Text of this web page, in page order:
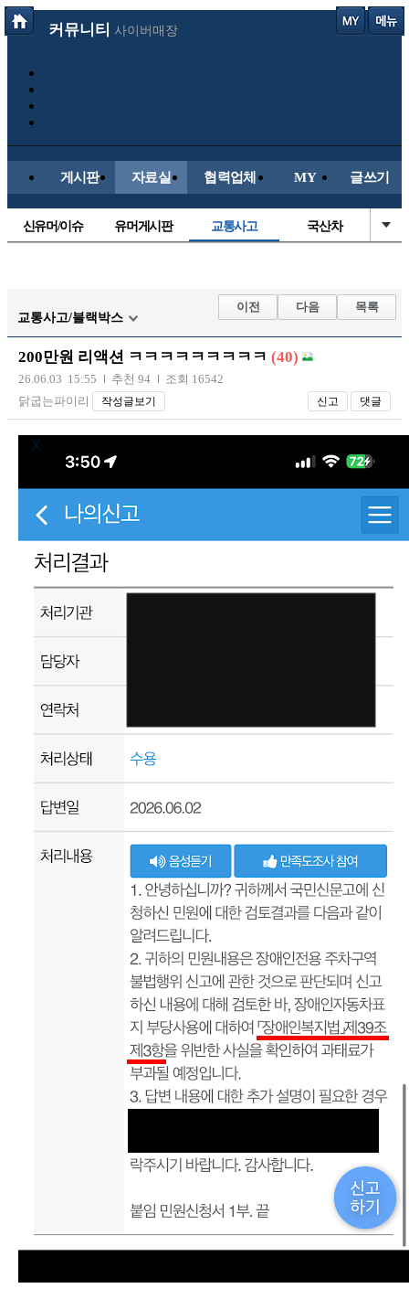
커뮤니티 사이버매장
게시판 자료실 협력업체 MY 글쓰기
신유머/이슈 유머게시판 교통사고 국산차
자유사진 군사/무기
트럭/버스 항공/해운/철도
장착시공사진
교통사고/블랙박스
이전 다음 목록
200만원 리액션 ㅋㅋㅋㅋㅋㅋㅋㅋㅋ (40)
26.06.03 15:55 추천 94
조회 16542
닭굽는파이리
작성글보기 신고 댓글